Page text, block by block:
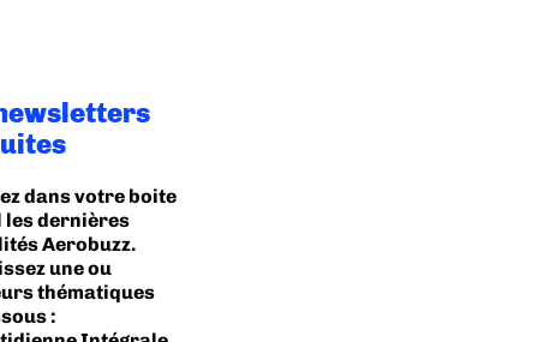
dans votre boite
les dernières
Aerobuzz.
une ou
thématiques
: